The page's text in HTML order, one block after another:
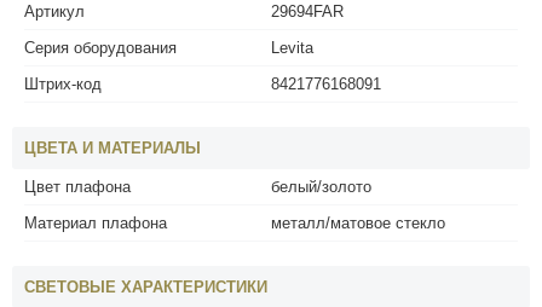
Артикул
29694FAR
Серия оборудования
Levita
Штрих-код
8421776168091
ЦВЕТА И МАТЕРИАЛЫ
Цвет плафона
белый/золото
Материал плафона
металл/матовое стекло
СВЕТОВЫЕ ХАРАКТЕРИСТИКИ